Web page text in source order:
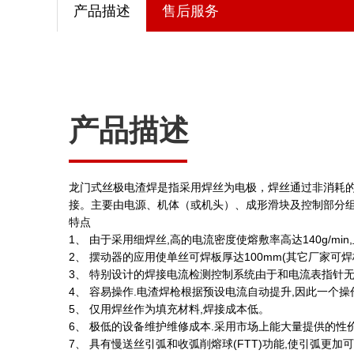
产品描述 售后服务
产品描述
龙门式丝极电渣焊是指采用焊丝为电极，焊丝通过非消耗
接。主要由电源、机体（或机头）、成形滑块及控制部分
特点
1、 由于采用细焊丝,高的电流密度使熔敷率高达140g/
2、 摆动器的应用使单丝可焊板厚达100mm(其它厂家可
3、 特别设计的焊接电流检测控制系统由于和电流表指针
4、 容易操作.电渣焊枪根据预设电流自动提升,因此一个
5、 仅用焊丝作为填充材料,焊接成本低。
6、 极低的设备维护维修成本.采用市场上能大量提供的
7、 具有慢送丝引弧和收弧削熔球(FTT)功能,使引弧更加